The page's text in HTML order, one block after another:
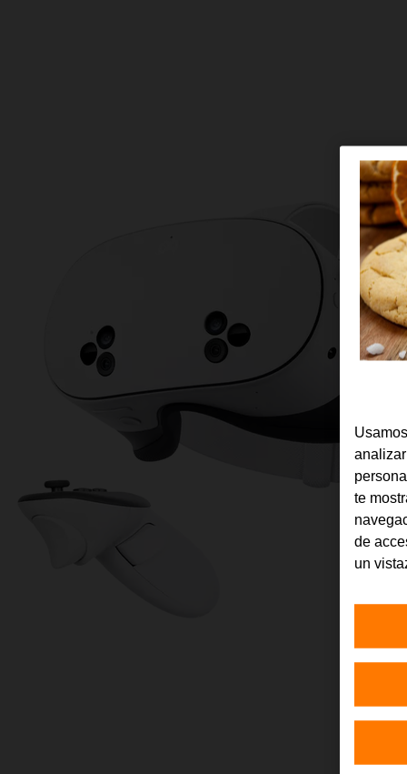
te
de
un